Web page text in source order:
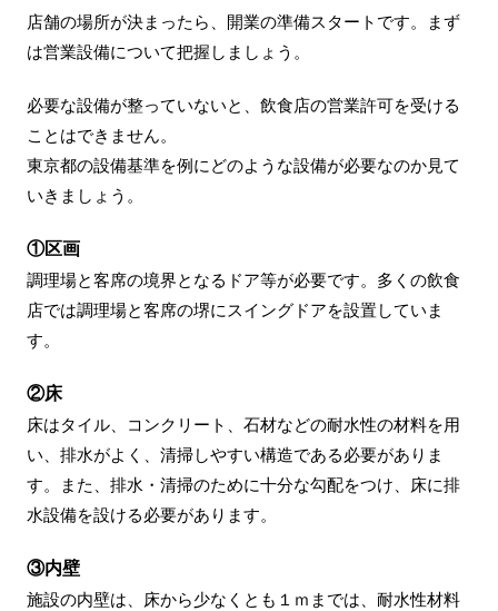
店舗の場所が決まったら、開業の準備スタートです。まず
は営業設備について把握しましょう。
必要な設備が整っていないと、飲食店の営業許可を受ける
ことはできません。
東京都の設備基準を例にどのような設備が必要なのか見て
いきましょう。
①区画
調理場と客席の境界となるドア等が必要です。多くの飲食
店では調理場と客席の堺にスイングドアを設置していま
す。
②床
床はタイル、コンクリート、石材などの耐水性の材料を用
い、排水がよく、清掃しやすい構造である必要がありま
す。また、排水・清掃のために十分な勾配をつけ、床に排
水設備を設ける必要があります。
③内壁
施設の内壁は、床から少なくとも１ｍまでは、耐水性材料